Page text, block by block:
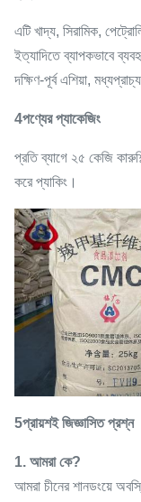
এটি খাদ্য, সিরামিক,
ইত্যাদিতে ব্যাপকভাবে
দক্ষিণ-পূর্ব এশিয়া,
4পণ্যের প্যাকেজিং
প্রতি ব্যাগে ২৫ কেজি
করে প্যাকিং।
5প্রায়শই জিজ্ঞাসিত প্রশ্ন
1. আমরা কে?
আমরা চীনের শানডংয়ে